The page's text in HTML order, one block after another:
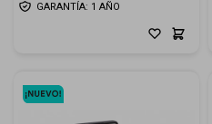
GARANTÍA: 1 AÑO